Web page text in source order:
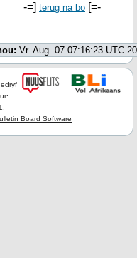
-=] terug na bo [=-
Vr. Aug. 07 07:16:23 UTC
Board Software